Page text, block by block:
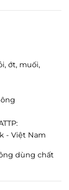
ớt, muối,
- Việt Nam
dùng chất